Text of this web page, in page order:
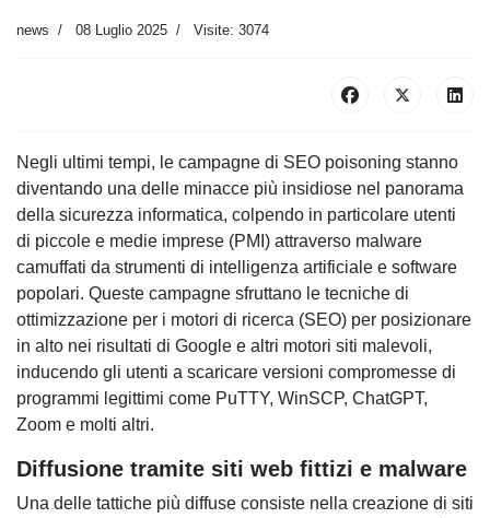
news 08 Luglio 2025 Visite: 3074
Negli ultimi tempi, le campagne di SEO poisoning stanno
diventando una delle minacce più insidiose nel panorama
della sicurezza informatica, colpendo in particolare utenti
di piccole e medie imprese (PMI) attraverso malware
camuffati da strumenti di intelligenza artificiale e software
popolari. Queste campagne sfruttano le tecniche di
ottimizzazione per i motori di ricerca (SEO) per posizionare
in alto nei risultati di Google e altri motori siti malevoli,
inducendo gli utenti a scaricare versioni compromesse di
programmi legittimi come PuTTY, WinSCP, ChatGPT,
Zoom e molti altri.
Diffusione tramite siti web fittizi e malware
Una delle tattiche più diffuse consiste nella creazione di siti